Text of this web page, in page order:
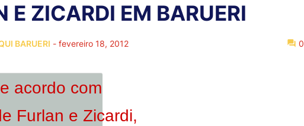
E ZICARDI EM BARUERI
BARUERI - fevereiro 18, 2012 0
acordo com
Furlan e Zicardi,